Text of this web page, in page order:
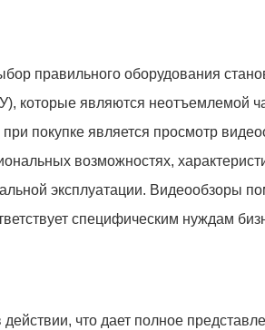
правильного оборудования
которые являются неотъемлемой
покупке является просмотр
возможностях,
эксплуатации. Видеообзоры
специфическим нуждам
что дает полное